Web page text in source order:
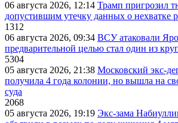
06 августа 2026, 12:14 Трамп пригрозил
допустившим утечку данных о нехватке
1312
06 августа 2026, 09:34 ВСУ атаковали
предварительной целью стал один из
5304
05 августа 2026, 21:38 Московский экс-
получила 4 года колонии, но вышла на
суда
2068
05 августа 2026, 19:19 Экс-зама